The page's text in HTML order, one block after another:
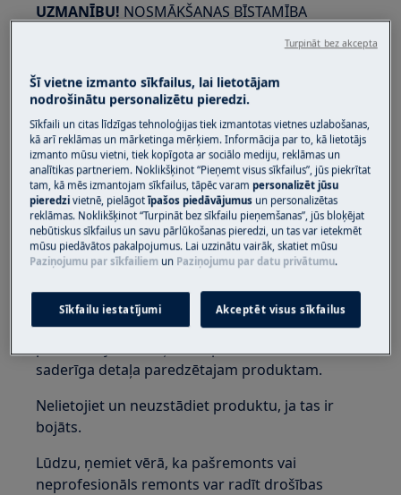
UZMANĪBU! NOSMĀKŠANAS BĪSTAMĪBA
Sīkas detaļas nav piemērotas bērniem līdz 3
iepakojumu glabāt bērniem nepieejamā vietā.
Produktu drīkst lietot vai uzstādīt tikai
pieaugušie.
Pirms jebkādas apkopes darbības, izslēdziet
ūdens piegādi ierīcei. Vienmēr iztukšojiet ierīci
no visa ūdens. Jāveic apkope, ierīcei stāvot
vertikāli. Atlikušais ūdens var sabojāt
elektroniku, ja ierīce tiek novietota uz kādas no
tās pusēm.
Pārliecinieties, ka izmantojat produktu tikai tam
saderīga detaļa paredzētajam produktam.
Nelietojiet un neuzstādiet produktu, ja tas ir
bojāts.
Lūdzu, ņemiet vērā, ka pašremonts vai
neprofesionāls remonts var radīt drošības
Šī vietne izmanto sīkfailus, lai lietotājam
nodrošinātu personalizētu pieredzi.
Sīkfaili un citas līdzīgas tehnoloģijas tiek izmantotas vietnes uzlabošanas,
kā arī reklāmas un mārketinga mērķiem. Informācija par to, kā lietotājs
izmanto mūsu vietni, tiek kopīgota ar sociālo mediju, reklāmas un
analītikas partneriem. Noklikšķinot “Pieņemt visus sīkfailus”, jūs piekrītat
tam, kā mēs izmantojam sīkfailus, tāpēc varampersonalizēt jūsu
pieredzivietnē, pielāgotīpašos piedāvājumus un personalizētas
reklāmas. Noklikšķinot “Turpināt bez sīkfailu pieņemšanas”, jūs bloķējat
nebūtiskus sīkfailus un savu pārlūkošanas pieredzi, un tas var ietekmēt
mūsu piedāvātos pakalpojumus. Lai uzzinātu vairāk, skatiet mūsu
Paziņojumu par sīkfailiem un Paziņojumu par datu privātumu.
Sīkfailu iestatījumi Akceptēt visus sīkfailus
Turpināt bez akcepta